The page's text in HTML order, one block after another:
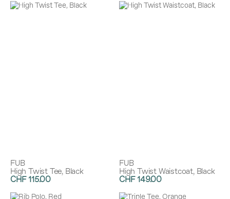
FUB
High Twist Tee, Black
CHF 115.00
FUB
High Twist Waistcoat, Black
CHF 149.00